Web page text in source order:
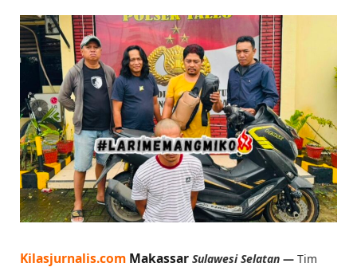
Kilasjurnalis.com Makassar Sulawesi Selatan — Tim